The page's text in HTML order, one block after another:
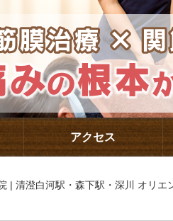
アクセス
| 清澄白河駅・森下駅・深川 オリエ